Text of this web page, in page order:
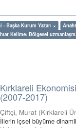
- Başka Kurum Yazarı ×
Kelime: Bölgesel
Kırklareli
(2007-2017)
Çiftçi, Murat (Kırklareli
İllerin içsel büyüme